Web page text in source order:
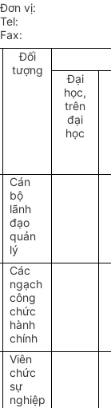
Đơn vị:
Tel:
Fax:
Đối
tượng
Đại
học,
trên
đại
học
Cán
bộ
lãnh
đạo
quản
lý
Các
ngạch
công
chức
hành
chính
Viên
chức
sự
nghiệp